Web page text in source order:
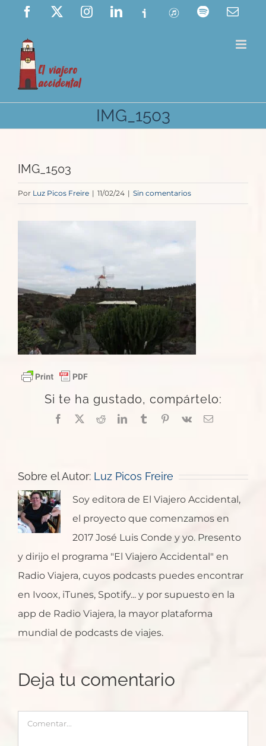
Saltar
contenido
Facebook InstagramLinkedIn
Ivoox ITunes Spotify
IMG_1503
IMG_1503
Por Luz Picos Freire | 11/02/24 | Sin comentarios
Si te ha gustado, compártelo:
Facebook
X RedditLinkedInTumblrPinterest
Vk
Correo
Sobre el Autor: Luz Picos Freire
Soy editora de El Viajero Accidental,
el proyecto que comenzamos en
2017 José Luis Conde y yo. Presento
y dirijo el programa "El Viajero Accidental" en
Radio Viajera, cuyos podcasts puedes encontrar
en Ivoox, iTunes, Spotify... y por supuesto en la
app de Radio Viajera, la mayor plataforma
mundial de podcasts de viajes.
Deja tu comentario
Comentar